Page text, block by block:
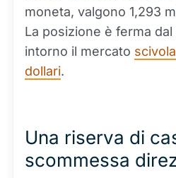
moneta, valgono 1,293
La posizione è ferma
intorno il mercato
dollari.
Una riserva di
scommessa